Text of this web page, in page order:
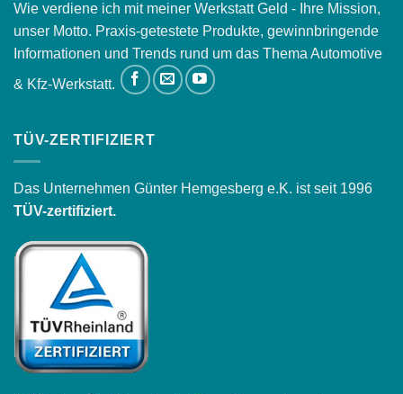
Wie verdiene ich mit meiner Werkstatt Geld - Ihre Mission,
unser Motto. Praxis-getestete Produkte, gewinnbringende
Informationen und Trends rund um das Thema Automotive
& Kfz-Werkstatt.
TÜV-ZERTIFIZIERT
Das Unternehmen Günter Hemgesberg e.K. ist seit 1996
TÜV-zertifiziert.